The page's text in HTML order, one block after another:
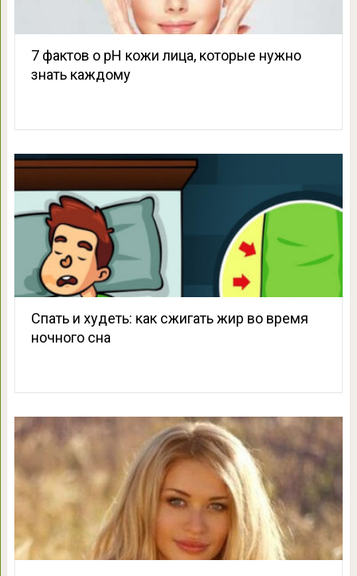
7 фактов о pH кожи лица, которые нужно
знать каждому
Спать и худеть: как сжигать жир во время
ночного сна